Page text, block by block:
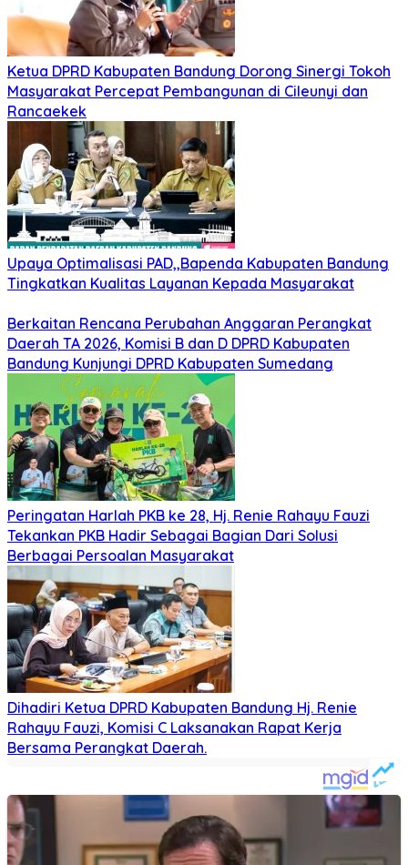
Ketua DPRD Kabupaten Bandung Dorong Sinergi Tokoh
Masyarakat Percepat Pembangunan di Cileunyi dan
Rancaekek
Upaya Optimalisasi PAD,,Bapenda Kabupaten Bandung
Tingkatkan Kualitas Layanan Kepada Masyarakat
Berkaitan Rencana Perubahan Anggaran Perangkat
Daerah TA 2026, Komisi B dan D DPRD Kabupaten
Bandung Kunjungi DPRD Kabupaten Sumedang
Peringatan Harlah PKB ke 28, Hj. Renie Rahayu Fauzi
Tekankan PKB Hadir Sebagai Bagian Dari Solusi
Berbagai Persoalan Masyarakat
Dihadiri Ketua DPRD Kabupaten Bandung Hj. Renie
Rahayu Fauzi, Komisi C Laksanakan Rapat Kerja
Bersama Perangkat Daerah.